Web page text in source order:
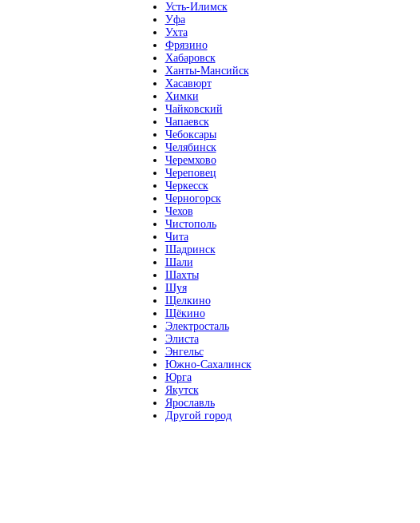
Усть-Илимск
Уфа
Ухта
Фрязино
Хабаровск
Ханты-Мансийск
Хасавюрт
Химки
Чайковский
Чапаевск
Чебоксары
Челябинск
Черемхово
Череповец
Черкесск
Черногорск
Чехов
Чистополь
Чита
Шадринск
Шали
Шахты
Шуя
Щелкино
Щёкино
Электросталь
Элиста
Энгельс
Южно-Сахалинск
Юрга
Якутск
Ярославль
Другой город